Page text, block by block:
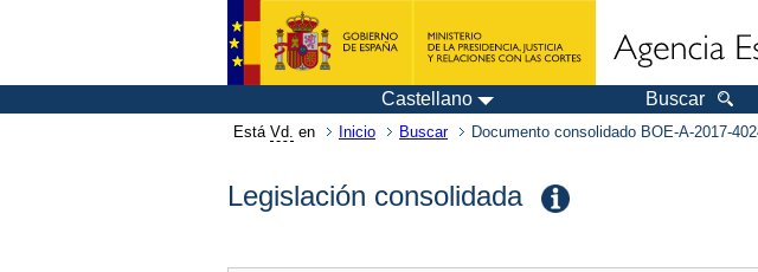
Castellano Buscar
Está Vd. en Inicio Buscar Documento consolidado BOE-A-2017-
Legislación consolidada